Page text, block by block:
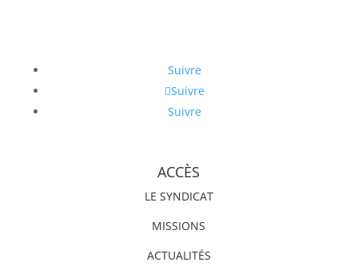
Suivre
Suivre
Suivre
ACCÈS
LE SYNDICAT
MISSIONS
ACTUALITÉS